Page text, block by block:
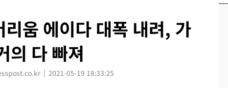
리움 에이다 대폭 내려, 가
의 다 빠져
2021-05-19 18:33:25